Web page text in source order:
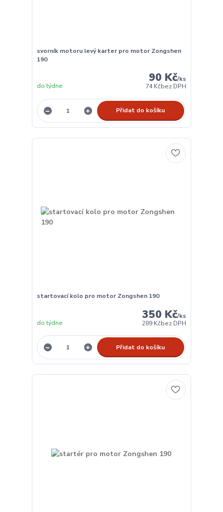
svorník motoru levý karter pro motor Zongshen
190
90 Kč/ks
74 Kčbez DPH
do týdne
Přidat do košíku
startovací kolo pro motor Zongshen 190
350 Kč/ks
289 Kčbez DPH
do týdne
Přidat do košíku